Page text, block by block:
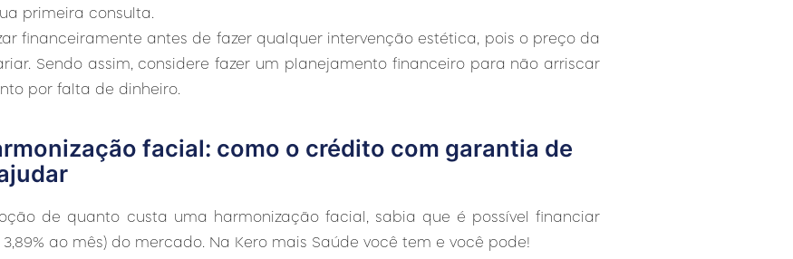
primeira consulta.
financeiramente antes de fazer qualquer intervenção estética, pois o preço da
Sendo assim, considere fazer um planejamento financeiro para não arriscar
por falta de dinheiro.
facial: como o crédito com garantia de
de quanto custa uma harmonização facial, sabia que é possível financiar
ao mês) do mercado. Na Kero mais Saúde você tem e você pode!